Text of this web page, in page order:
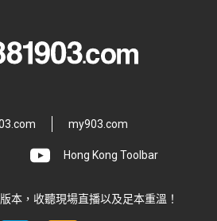
my903.com
Hong Kong Toolbar
本，收聽現場直播以及足本重溫！